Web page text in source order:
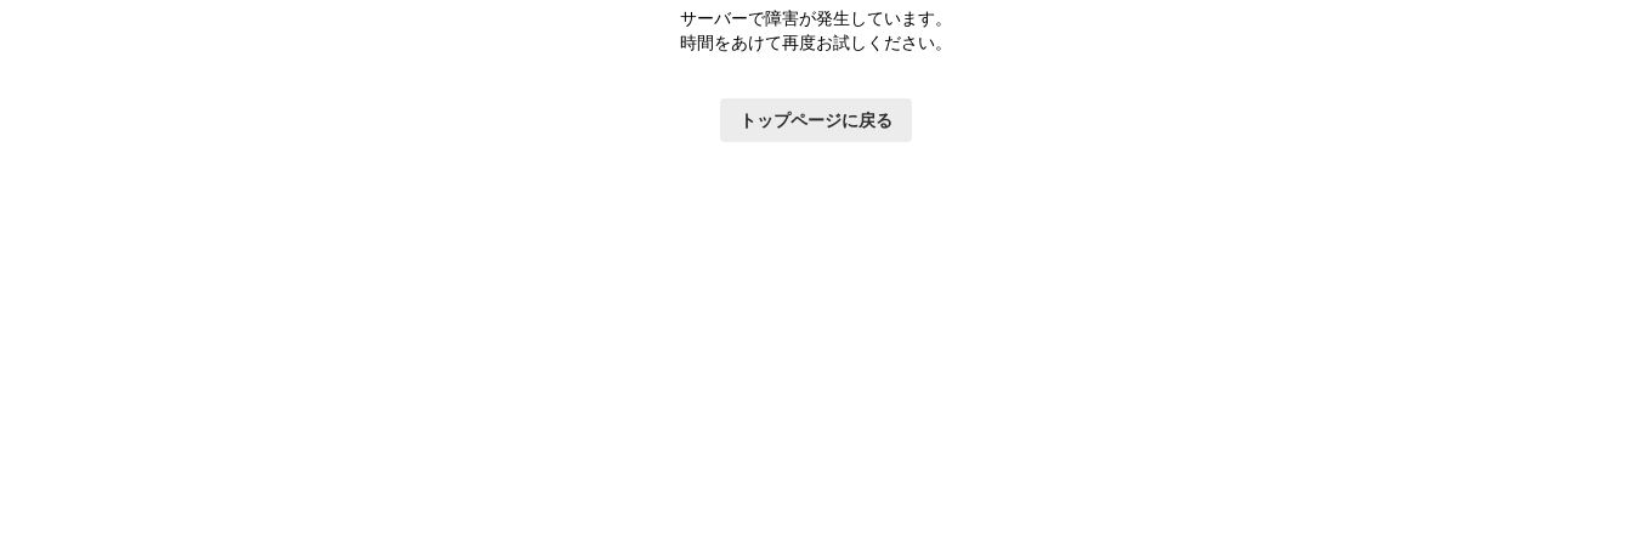
サーバーで障害が発生しています。
時間をあけて再度お試しください。
トップページに戻る